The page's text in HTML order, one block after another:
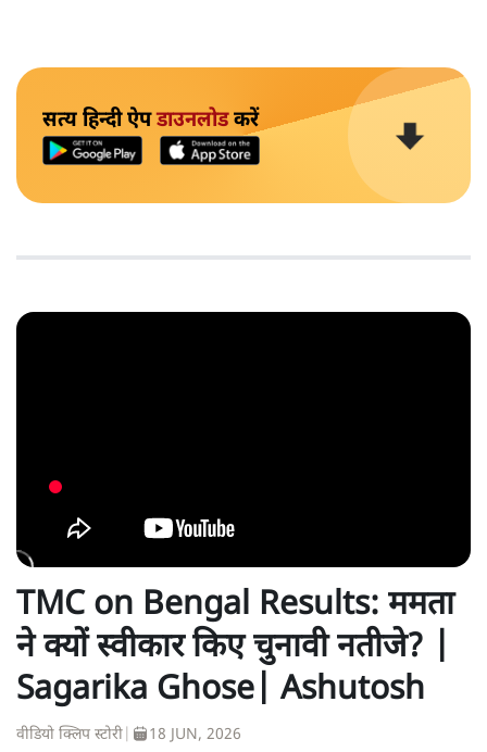
सत्य हिन्दी ऐपडाउनलोडकरें
TMC on Bengal Results: ममता
ने क्यों स्वीकार किए चुनावी नतीजे? |
Sagarika Ghose| Ashutosh
वीडियो क्लिप स्टोरी 18 JUN, 2026